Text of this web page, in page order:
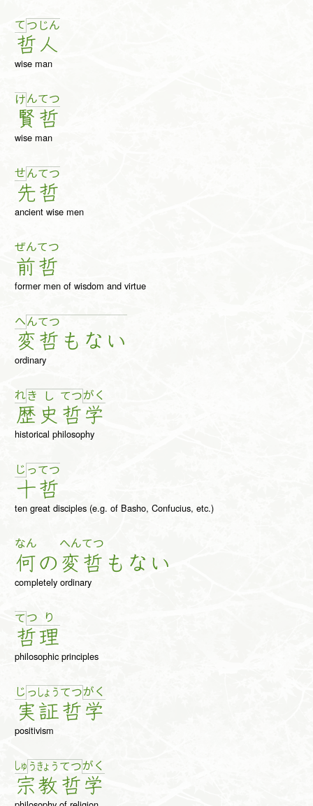
て つ
哲
じん
人
wise man
けん
賢
てつ
哲
wise man
せん
先
てつ
哲
ancient wise men
ぜん
前
てつ
哲
former men of wisdom and virtue
へん
変
てつ
哲 も な い
ordinary
れき
歴
し
史
てつ
哲
が く
学
historical philosophy
じ っ
十
てつ
哲
ten great disciples (e.g. of Basho, Confucius, etc.)
なん
何の
へん
変
てつ
哲 も な い
completely ordinary
て つ
哲
り
理
philosophic principles
じ っ
実
しょ う
証
てつ
哲
が く
学
positivism
しゅ う
宗
きょ う
教
てつ
哲
が く
学